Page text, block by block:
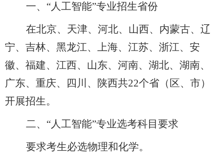
一、 “人工智能”专业招生省份
在北京、天津、河北、山西、内蒙古、辽
宁、吉林、黑龙江、上海、江苏、浙江、安
徽、福建、江西、山东、河南、湖北、湖南、
广东、重庆、四川、陕西共22个省（区、市）
开展招生。
二、 “人工智能”专业选考科目要求
要求考生必选物理和化学。